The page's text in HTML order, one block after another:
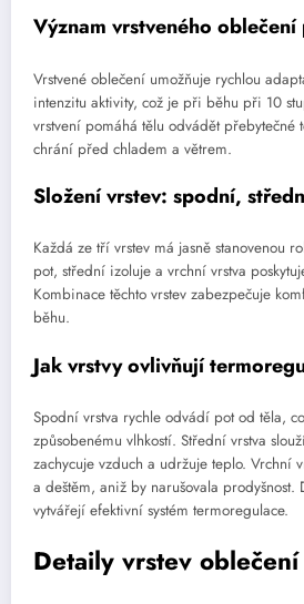
Význam vrstveného
Vrstvené oblečení umožňuje rychlou
intenzitu aktivity, což je při běhu při 10
vrstvení pomáhá tělu odvádět přebytečné
chrání před chladem a větrem.
Složení vrstev: spodní,
Každá ze tří vrstev má jasně stanovenou
pot, střední izoluje a vrchní vrstva
Kombinace těchto vrstev zabezpečuje
běhu.
Jak vrstvy ovlivňují
Spodní vrstva rychle odvádí pot od těla,
způsobenému vlhkostí. Střední vrstva
zachycuje vzduch a udržuje teplo. Vrchní
a deštěm, aniž by narušovala prodyšnost.
vytvářejí efektivní systém termoregulace.
Detaily vrstev oblečení